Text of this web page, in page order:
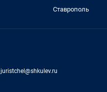
Ставрополь
juristchel@shkulev.ru